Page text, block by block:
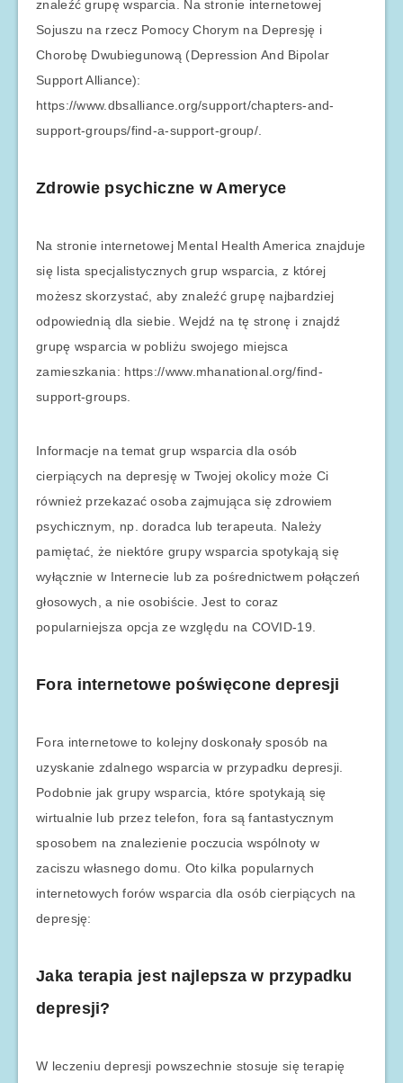
znaleźć grupę wsparcia. Na stronie internetowej
Sojuszu na rzecz Pomocy Chorym na Depresję i
Chorobę Dwubiegunową (Depression And Bipolar
Support Alliance):
https://www.dbsalliance.org/support/chapters-and-
support-groups/find-a-support-group/.
Zdrowie psychiczne w Ameryce
Na stronie internetowej Mental Health America znajduje
się lista specjalistycznych grup wsparcia, z której
możesz skorzystać, aby znaleźć grupę najbardziej
odpowiednią dla siebie. Wejdź na tę stronę i znajdź
grupę wsparcia w pobliżu swojego miejsca
zamieszkania: https://www.mhanational.org/find-
support-groups.
Informacje na temat grup wsparcia dla osób
cierpiących na depresję w Twojej okolicy może Ci
również przekazać osoba zajmująca się zdrowiem
psychicznym, np. doradca lub terapeuta. Należy
pamiętać, że niektóre grupy wsparcia spotykają się
wyłącznie w Internecie lub za pośrednictwem połączeń
głosowych, a nie osobiście. Jest to coraz
popularniejsza opcja ze względu na COVID-19.
Fora internetowe poświęcone depresji
Fora internetowe to kolejny doskonały sposób na
uzyskanie zdalnego wsparcia w przypadku depresji.
Podobnie jak grupy wsparcia, które spotykają się
wirtualnie lub przez telefon, fora są fantastycznym
sposobem na znalezienie poczucia wspólnoty w
zaciszu własnego domu. Oto kilka popularnych
internetowych forów wsparcia dla osób cierpiących na
depresję:
Jaka terapia jest najlepsza w przypadku
depresji?
W leczeniu depresji powszechnie stosuje się terapię